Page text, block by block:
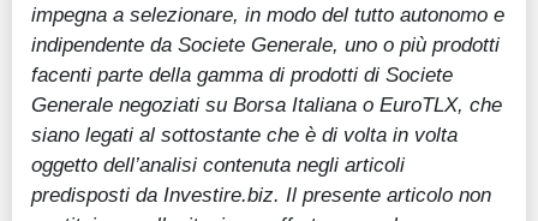
impegna a selezionare, in modo del tutto autonomo e
indipendente da Societe Generale, uno o più prodotti
facenti parte della gamma di prodotti di Societe
Generale negoziati su Borsa Italiana o EuroTLX, che
siano legati al sottostante che è di volta in volta
oggetto dell’analisi contenuta negli articoli
predisposti da Investire.biz. Il presente articolo non